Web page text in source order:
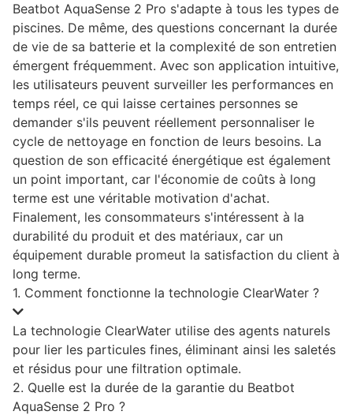
Beatbot AquaSense 2 Pro s'adapte à tous les types de
piscines. De même, des questions concernant la durée
de vie de sa batterie et la complexité de son entretien
émergent fréquemment. Avec son application intuitive,
les utilisateurs peuvent surveiller les performances en
temps réel, ce qui laisse certaines personnes se
demander s'ils peuvent réellement personnaliser le
cycle de nettoyage en fonction de leurs besoins. La
question de son efficacité énergétique est également
un point important, car l'économie de coûts à long
terme est une véritable motivation d'achat.
Finalement, les consommateurs s'intéressent à la
durabilité du produit et des matériaux, car un
équipement durable promeut la satisfaction du client à
long terme.
1. Comment fonctionne la technologie ClearWater ?
La technologie ClearWater utilise des agents naturels
pour lier les particules fines, éliminant ainsi les saletés
et résidus pour une filtration optimale.
2. Quelle est la durée de la garantie du Beatbot
AquaSense 2 Pro ?